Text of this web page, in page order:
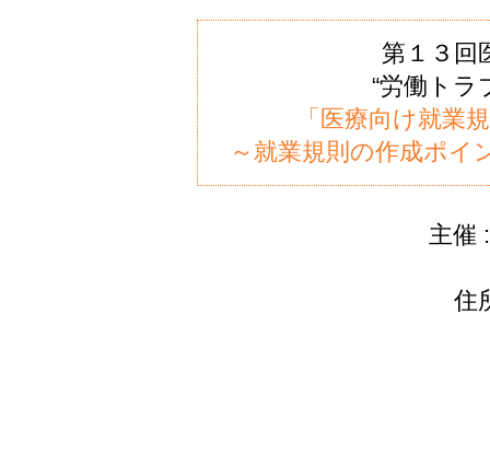
第１３回
“労働トラ
「医療向け就業
～就業規則の作成ポ
主催
住